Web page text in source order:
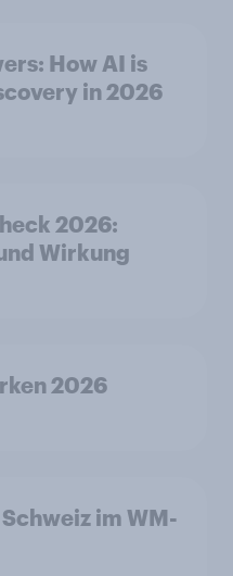
How AI is
in 2026
2026:
Wirkung
2026
im WM-